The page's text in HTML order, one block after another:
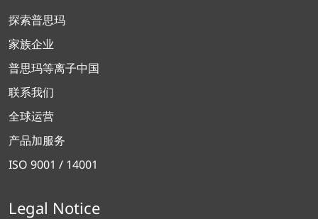
探索普思玛
家族企业
普思玛等离子中国
联系我们
全球运营
产品加服务
ISO 9001 / 14001
Legal Notice